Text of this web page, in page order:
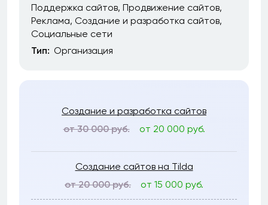
Поддержка сайтов Продвижение сайтов
Реклама Создание и разработка сайтов
Социальные сети
Тип: Организация
Создание и разработка сайтов
от 30 000 руб.
от 20 000 руб.
Создание сайтов на Tilda
от 20 000 руб.
от 15 000 руб.